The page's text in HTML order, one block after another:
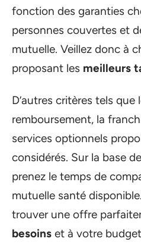
fonction des garanties
personnes couvertes et
mutuelle. Veillez donc à
proposant les meilleurs
D’autres critères tels que
remboursement, la
services optionnels
considérés. Sur la base
prenez le temps de
mutuelle santé
trouver une offre
besoins et à votre